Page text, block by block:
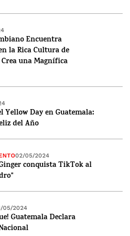
Encuentra
la Rica Cultura de
una Magnífica
Yellow Day en Guatemala:
del Año
02/05/2024
conquista TikTok al
05/2024
Guatemala Declara